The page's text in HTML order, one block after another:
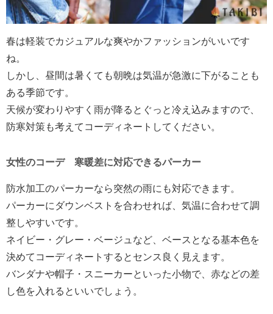
春は軽装でカジュアルな爽やかファッションがいいです
ね。
しかし、昼間は暑くても朝晩は気温が急激に下がることも
ある季節です。
天候が変わりやすく雨が降るとぐっと冷え込みますので、
防寒対策も考えてコーディネートしてください。
女性のコーデ 寒暖差に対応できるパーカー
防水加工のパーカーなら突然の雨にも対応できます。
パーカーにダウンベストを合わせれば、気温に合わせて調
整しやすいです。
ネイビー・グレー・ベージュなど、ベースとなる基本色を
決めてコーディネートするとセンス良く見えます。
バンダナや帽子・スニーカーといった小物で、赤などの差
し色を入れるといいでしょう。